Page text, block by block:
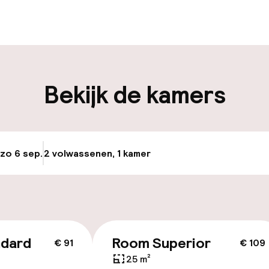
Transferservice
Bekijk de kamers
6 sep.2 volwassenen, 1 kamer
€ 91 € 109
Room Superior
25 m²